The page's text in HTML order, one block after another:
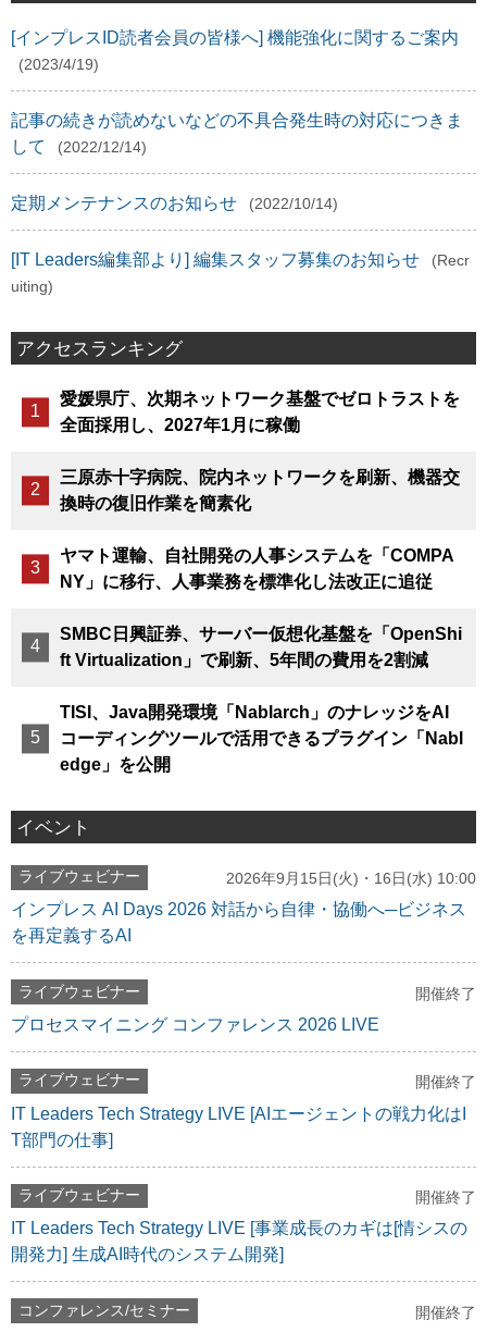
[インプレスID読者会員の皆様へ] 機能強化に関するご案内
(2023/4/19)
記事の続きが読めないなどの不具合発生時の対応につきま
して
(2022/12/14)
定期メンテナンスのお知らせ (2022/10/14)
[IT Leaders編集部より] 編集スタッフ募集のお知らせ
(Recr
uiting)
アクセスランキング
愛媛県庁、次期ネットワーク基盤でゼロトラストを
全面採用し、2027年1月に稼働
三原赤十字病院、院内ネットワークを刷新、機器交
換時の復旧作業を簡素化
ヤマト運輸、自社開発の人事システムを「COMPA
NY」に移行、人事業務を標準化し法改正に追従
SMBC日興証券、サーバー仮想化基盤を「OpenShi
ft Virtualization」で刷新、5年間の費用を2割減
TISI、Java開発環境「Nablarch」のナレッジをAI
コーディングツールで活用できるプラグイン「Nabl
edge」を公開
イベント
ライブウェビナー 2026年9月15日(火)・16日(水) 10:00
インプレス AI Days 2026 対話から自律・協働へ─ビジネス
を再定義するAI
ライブウェビナー 開催終了
プロセスマイニング コンファレンス 2026 LIVE
ライブウェビナー 開催終了
IT Leaders Tech Strategy LIVE [AIエージェントの戦力化はI
T部門の仕事]
ライブウェビナー 開催終了
IT Leaders Tech Strategy LIVE [事業成長のカギは[情シスの
開発力] 生成AI時代のシステム開発]
コンファレンス/セミナー 開催終了